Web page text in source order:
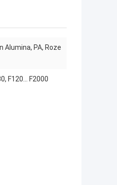
Alumina, PA, Roze
F120… F2000